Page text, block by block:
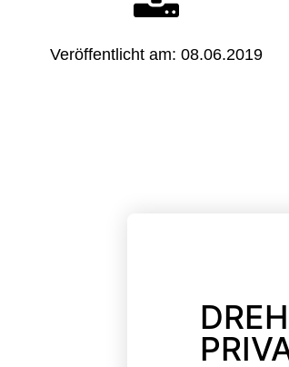
Veröffentlicht am: 08.06.2019